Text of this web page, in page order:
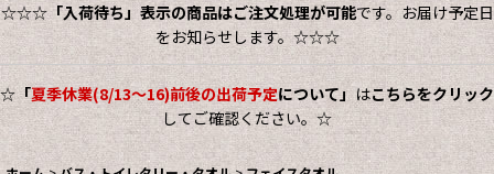
☆☆☆「入荷待ち」表示の商品はご注文処理が可能です。お届け予定日
をお知らせします。☆☆☆
☆「夏季休業(8/13～16)前後の出荷予定について」はこちらをクリック
してご確認ください。☆